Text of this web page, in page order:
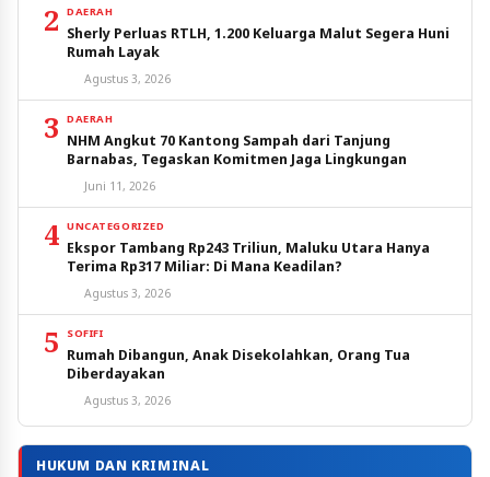
2 DAERAH
Sherly Perluas RTLH, 1.200 Keluarga Malut Segera Huni
Rumah Layak
Agustus 3, 2026
3 DAERAH
NHM Angkut 70 Kantong Sampah dari Tanjung
Barnabas, Tegaskan Komitmen Jaga Lingkungan
Juni 11, 2026
4 UNCATEGORIZED
Ekspor Tambang Rp243 Triliun, Maluku Utara Hanya
Terima Rp317 Miliar: Di Mana Keadilan?
Agustus 3, 2026
5 SOFIFI
Rumah Dibangun, Anak Disekolahkan, Orang Tua
Diberdayakan
Agustus 3, 2026
HUKUM DAN KRIMINAL